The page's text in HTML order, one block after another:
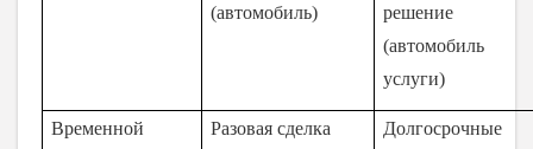
(автомобиль)
решение
(автомобиль
услуги)
Временной
Разовая сделка
Долгосрочные